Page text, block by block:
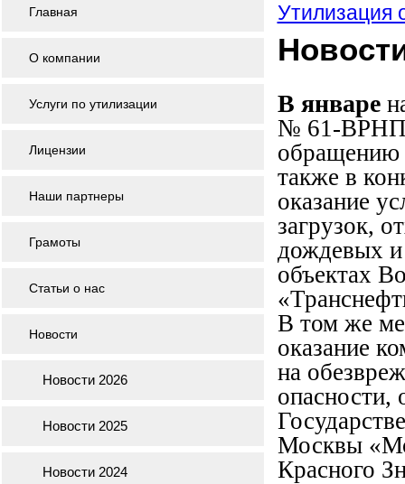
Утилизация
В январе
№ 61-
обращению
также в
оказание
загрузок,
дождевых и
объектах
В том же
оказание
на
опасности,
Москвы
Красного
Главная
О компании
Услуги по утилизации
Лицензии
Наши партнеры
Грамоты
Статьи о нас
Новости
Новости 2026
Новости 2025
Новости 2024